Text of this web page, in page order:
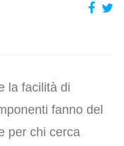
la facilità di
fanno del
per chi cerca